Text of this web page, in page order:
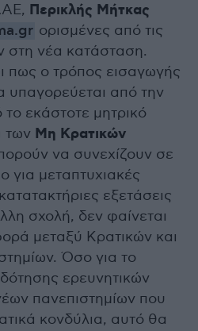
Περικλής Μήτκας
ορισμένες από τις
στη νέα κατάσταση.
πως ο τρόπος εισαγωγής
υπαγορεύεται από την
εκάστοτε μητρικό
των Μη Κρατικών
να συνεχίζουν σε
για μεταπτυχιακές
εξετάσεις
σχολή, δεν φαίνεται
μεταξύ Κρατικών και
Όσο για το
ερευνητικών
πανεπιστημίων που
κονδύλια, αυτό θα